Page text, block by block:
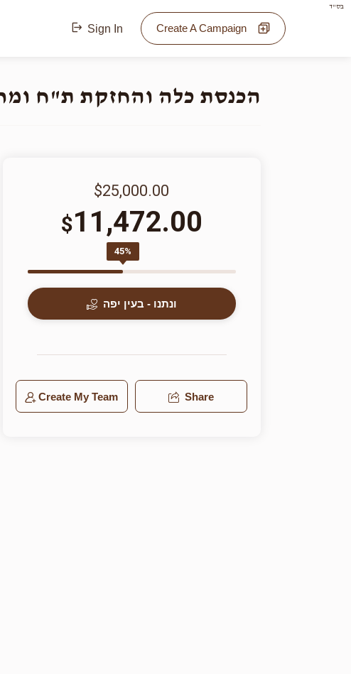
בס"ד
Sign In Create A Campaign
הכנסת כלה והחזקת ת"ח
$25,000.00
$11,472.00
45%
ונתנו - בעין יפה
Create My Team Share